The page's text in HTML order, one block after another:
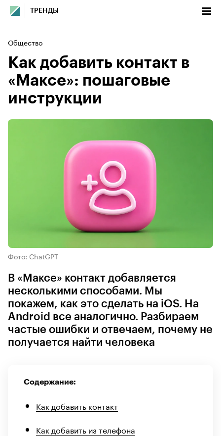
ТРЕНДЫ
Общество
Как добавить контакт в
«Максе»: пошаговые
инструкции
Фото: ChatGPT
В «Максе» контакт добавляется
несколькими способами. Мы
покажем, как это сделать на iOS. На
Android все аналогично. Разбираем
частые ошибки и отвечаем, почему не
получается найти человека
Содержание:
Как добавить контакт
Как добавить из телефона